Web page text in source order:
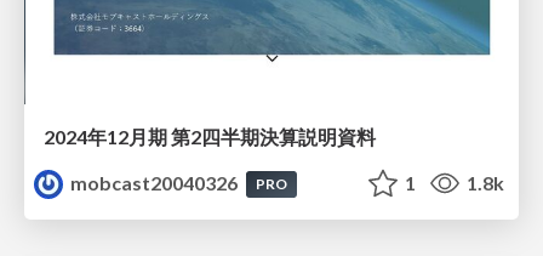
2024年12月期 第2四半期決算説明資料
mobcast20040326
PRO 1 1.8k